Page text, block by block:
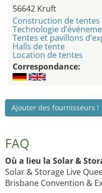
56642 Kruft
Construction de tentes
Technologie
Tentes et pavillons
Halls de tente
Location de tentes
Correspondance:
Ajouter des fournisseurs !
FAQ
Où a lieu la Solar &
Solar & Storage Live
Brisbane Convention &